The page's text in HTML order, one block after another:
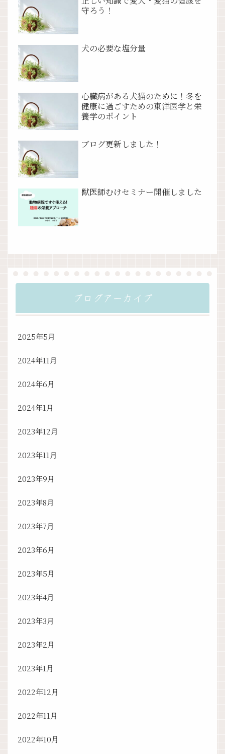
守ろう！
犬の必要な塩分量
心臓病がある犬猫のために！冬を
健康に過ごすための東洋医学と栄
養学のポイント
ブログ更新しました！
獣医師むけセミナー開催しました
ブログアーカイブ
2025年5月
2024年11月
2024年6月
2024年1月
2023年12月
2023年11月
2023年9月
2023年8月
2023年7月
2023年6月
2023年5月
2023年4月
2023年3月
2023年2月
2023年1月
2022年12月
2022年11月
2022年10月